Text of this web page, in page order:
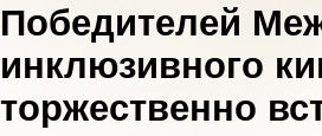
Победителей
инклюзивного
торжественно